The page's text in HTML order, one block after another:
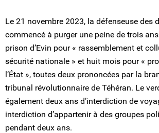
Le 21 novembre 2023, la défenseuse des
commencé à purger une peine de trois
prison d’Evin pour « rassemblement et
sécurité nationale » et huit mois pour «
l’État », toutes deux prononcées par la
tribunal révolutionnaire de Téhéran. Le
également deux ans d’interdiction de
interdiction d’appartenir à des groupes
pendant deux ans.